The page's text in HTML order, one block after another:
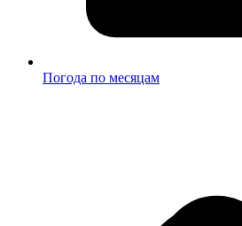
Погода по месяцам